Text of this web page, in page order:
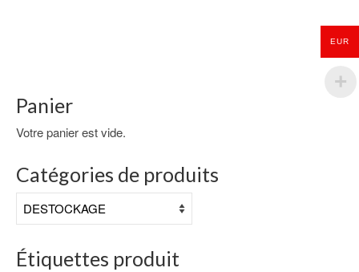
Panier
Votre panier est vide.
Catégories de produits
Étiquettes produit
EUR